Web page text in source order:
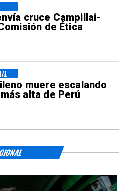
cruce Campillai-
de Ética
muere escalando
alta de Perú